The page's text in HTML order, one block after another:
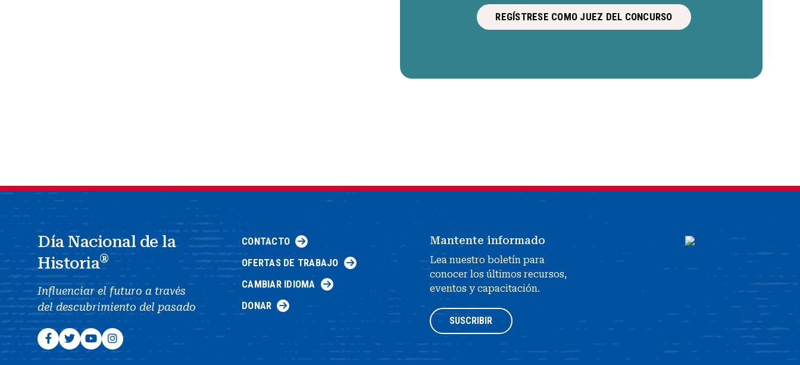
REGÍSTRESE COMO JUEZ DEL CONCURSO
Día Nacional de la
Historia®
Influenciar el futuro a través
del descubrimiento del pasado
CONTACTO
OFERTAS DE TRABAJO
CAMBIAR IDIOMA
DONAR
Mantente informado
Lea nuestro boletín para
conocer los últimos recursos,
eventos y capacitación.
SUSCRIBIR